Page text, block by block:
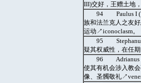
III)交好，王赠土地
94 Paulus I
族和法兰克人之友
运动↗iconoclasm。
95 Stephanus
疑其权威性，在任
96 Adrianus I
使其有机会涉入教
像、圣髑敬礼